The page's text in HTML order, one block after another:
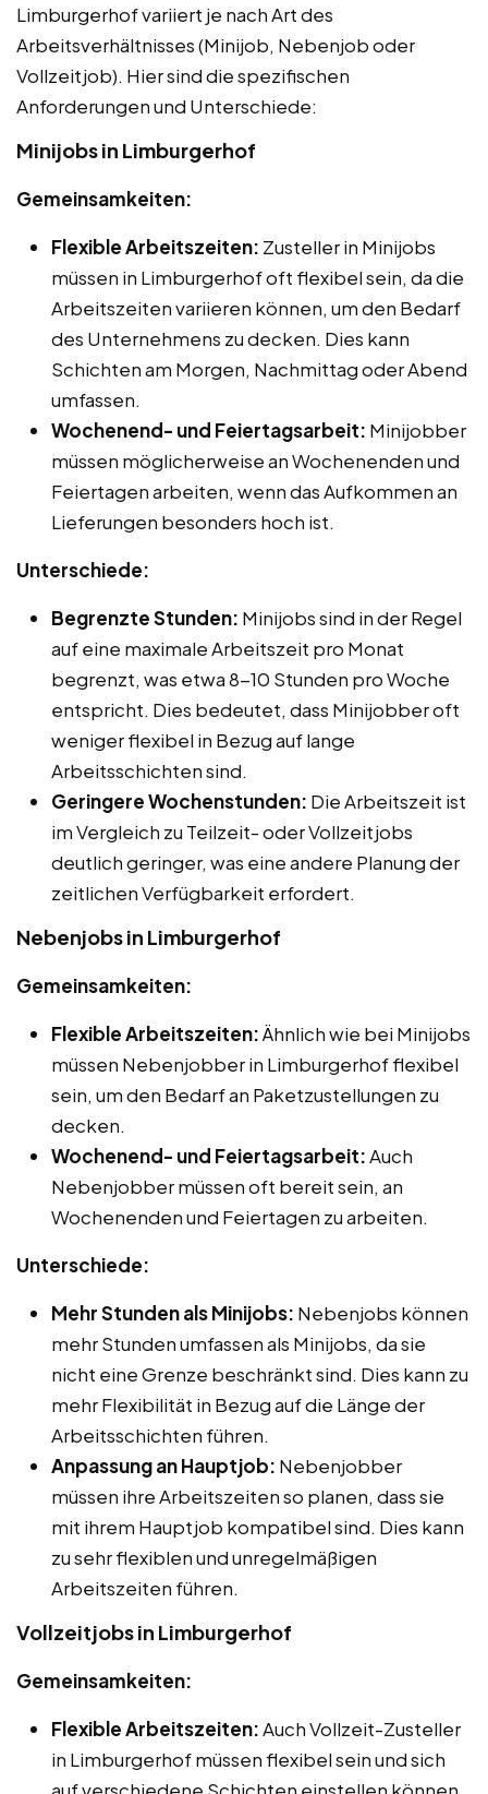
Limburgerhof variiert je nach Art des
Arbeitsverhältnisses (Minijob, Nebenjob oder
Vollzeitjob). Hier sind die spezifischen
Anforderungen und Unterschiede:
Minijobs in Limburgerhof
Gemeinsamkeiten:
Flexible Arbeitszeiten: Zusteller in Minijobs
müssen in Limburgerhof oft flexibel sein, da die
Arbeitszeiten variieren können, um den Bedarf
des Unternehmens zu decken. Dies kann
Schichten am Morgen, Nachmittag oder Abend
umfassen.
Wochenend- und Feiertagsarbeit: Minijobber
müssen möglicherweise an Wochenenden und
Feiertagen arbeiten, wenn das Aufkommen an
Lieferungen besonders hoch ist.
Unterschiede:
Begrenzte Stunden: Minijobs sind in der Regel
auf eine maximale Arbeitszeit pro Monat
begrenzt, was etwa 8-10 Stunden pro Woche
entspricht. Dies bedeutet, dass Minijobber oft
weniger flexibel in Bezug auf lange
Arbeitsschichten sind.
Geringere Wochenstunden: Die Arbeitszeit ist
im Vergleich zu Teilzeit- oder Vollzeitjobs
deutlich geringer, was eine andere Planung der
zeitlichen Verfügbarkeit erfordert.
Nebenjobs in Limburgerhof
Gemeinsamkeiten:
Flexible Arbeitszeiten:Ähnlich wie bei Minijobs
müssen Nebenjobber in Limburgerhof flexibel
sein, um den Bedarf an Paketzustellungen zu
decken.
Wochenend- und Feiertagsarbeit:Auch
Nebenjobber müssen oft bereit sein, an
Wochenenden und Feiertagen zu arbeiten.
Unterschiede:
Mehr Stunden als Minijobs: Nebenjobs können
mehr Stunden umfassen als Minijobs, da sie
nicht eine Grenze beschränkt sind. Dies kann zu
mehr Flexibilität in Bezug auf die Länge der
Arbeitsschichten führen.
Anpassung an Hauptjob: Nebenjobber
müssen ihre Arbeitszeiten so planen, dass sie
mit ihrem Hauptjob kompatibel sind. Dies kann
zu sehr flexiblen und unregelmäßigen
Arbeitszeiten führen.
Vollzeitjobs in Limburgerhof
Gemeinsamkeiten:
Flexible Arbeitszeiten:Auch Vollzeit-Zusteller
in Limburgerhof müssen flexibel sein und sich